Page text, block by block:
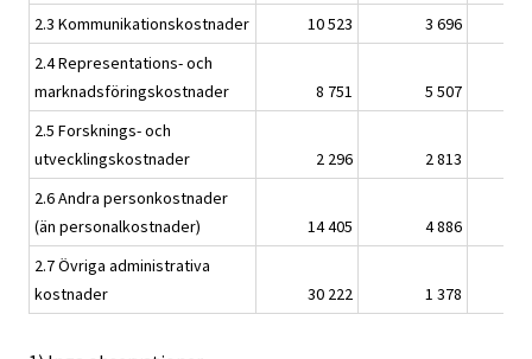
2.3 Kommunikationskostnader
10 523 3 696
2.4 Representations- och
marknadsföringskostnader
8 751 5 507
2.5 Forsknings- och
utvecklingskostnader
2 296
2 813
2.6 Andra personkostnader
(än personalkostnader)
14 405 4 886
2.7 Övriga administrativa
kostnader
30 222 1 378